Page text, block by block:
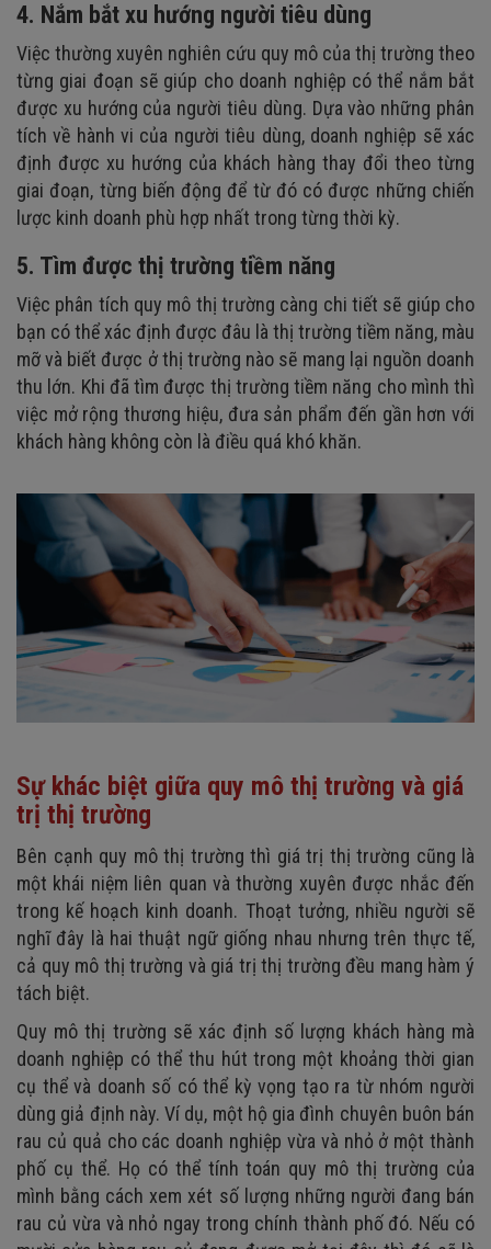
4. Nắm bắt xu hướng người tiêu dùng
Việc thường xuyên nghiên cứu quy mô của thị trường theo
từng giai đoạn sẽ giúp cho doanh nghiệp có thể nắm bắt
được xu hướng của người tiêu dùng. Dựa vào những phân
tích về hành vi của người tiêu dùng, doanh nghiệp sẽ xác
định được xu hướng của khách hàng thay đổi theo từng
giai đoạn, từng biến động để từ đó có được những chiến
lược kinh doanh phù hợp nhất trong từng thời kỳ.
5. Tìm được thị trường tiềm năng
Việc phân tích quy mô thị trường càng chi tiết sẽ giúp cho
bạn có thể xác định được đâu là thị trường tiềm năng, màu
mỡ và biết được ở thị trường nào sẽ mang lại nguồn doanh
thu lớn. Khi đã tìm được thị trường tiềm năng cho mình thì
việc mở rộng thương hiệu, đưa sản phẩm đến gần hơn với
khách hàng không còn là điều quá khó khăn.
Sự khác biệt giữa quy mô thị trường và giá
trị thị trường
Bên cạnh quy mô thị trường thì giá trị thị trường cũng là
một khái niệm liên quan và thường xuyên được nhắc đến
trong kế hoạch kinh doanh. Thoạt tưởng, nhiều người sẽ
nghĩ đây là hai thuật ngữ giống nhau nhưng trên thực tế,
cả quy mô thị trường và giá trị thị trường đều mang hàm ý
tách biệt.
Quy mô thị trường sẽ xác định số lượng khách hàng mà
doanh nghiệp có thể thu hút trong một khoảng thời gian
cụ thể và doanh số có thể kỳ vọng tạo ra từ nhóm người
dùng giả định này. Ví dụ, một hộ gia đình chuyên buôn bán
rau củ quả cho các doanh nghiệp vừa và nhỏ ở một thành
phố cụ thể. Họ có thể tính toán quy mô thị trường của
mình bằng cách xem xét số lượng những người đang bán
rau củ vừa và nhỏ ngay trong chính thành phố đó. Nếu có